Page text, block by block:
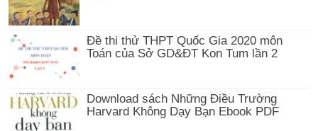
Đề thi thử THPT Quốc Gia 2020 môn
Toán của Sở GD&ĐT Kon Tum lần 2
Download sách Những Điều Trường
Harvard Không Dạy Bạn Ebook PDF